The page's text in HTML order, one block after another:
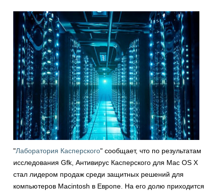
"Лаборатория Касперского" сообщает, что по результатам
исследования Gfk, Антивирус Касперского для Mac OS X
стал лидером продаж среди защитных решений для
компьютеров Macintosh в Европе. На его долю приходится